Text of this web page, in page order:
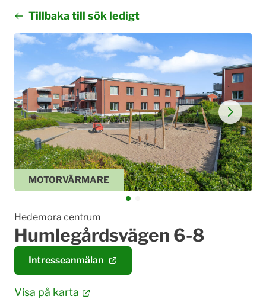
Tillbaka till sök ledigt
MOTORVÄRMARE
Hedemora centrum
Humlegårdsvägen 6-8
Intresseanmälan
Visa på karta